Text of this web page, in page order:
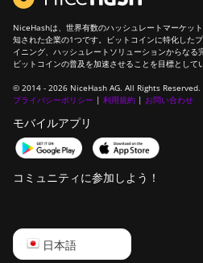
NiceHashは、世界有数のハッシュレートマーケッ
知された企業の1つです。ビットコインに特化した
イニング、ハッシュレートソリューションからな
ビットコインの普及を加速させることを目標として
© 2014 - 2026 NiceHash AG. All Rights Reserved.
プライバシーポリシー | 利用規約 | お問い合わせ
モバイルアプリ
コミュニティに参加しよう！
日本語
English